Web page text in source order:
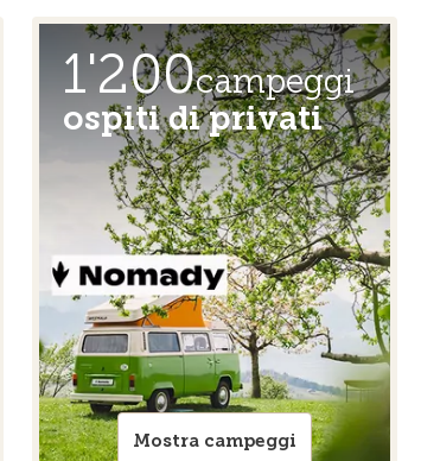
1'200campeggi
ospiti di privati
Mostra campeggi